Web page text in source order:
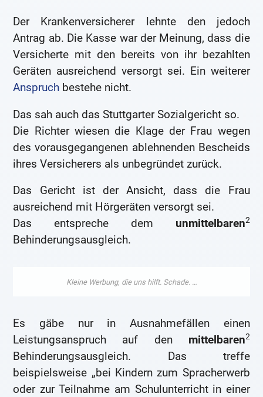
Der Krankenversicherer lehnte den jedoch
Antrag ab. Die Kasse war der Meinung, dass die
Versicherte mit den bereits von ihr bezahlten
Geräten ausreichend versorgt sei. Ein weiterer
Anspruch bestehe nicht.
Das sah auch das Stuttgarter Sozialgericht so.
Die Richter wiesen die Klage der Frau wegen
des vorausgegangenen ablehnenden Bescheids
ihres Versicherers als unbegründet zurück.
Das Gericht ist der Ansicht, dass die Frau
ausreichend mit Hörgeräten versorgt sei.
Das entspreche dem unmittelbaren2
Behinderungsausgleich.
Es gäbe nur in Ausnahmefällen einen
Leistungsanspruch auf den mittelbaren2
Behinderungsausgleich. Das treffe
beispielsweise „bei Kindern zum Spracherwerb
oder zur Teilnahme am Schulunterricht in einer